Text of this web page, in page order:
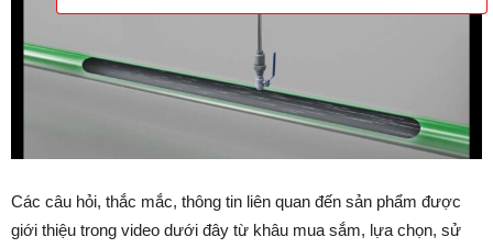
Các câu hỏi, thắc mắc, thông tin liên quan đến sản phẩm được
giới thiệu trong video dưới đây từ khâu mua sắm, lựa chọn, sử